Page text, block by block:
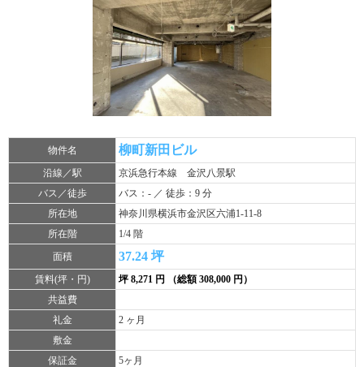
物件名 柳町新田ビル
沿線／駅
京浜急行本線 金沢八景駅
バス／徒歩
バス：- ／ 徒歩：9 分
所在地
神奈川県横浜市金沢区六浦1-11-8
所在階
1/4 階
面積
37.24 坪
賃料(坪・円)
坪 8,271 円 （総額 308,000 円）
共益費
礼金
2 ヶ月
敷金
保証金
5ヶ月